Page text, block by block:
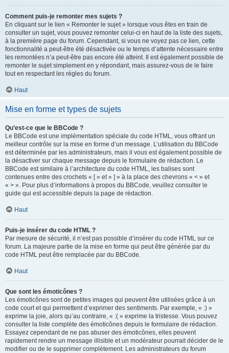
Comment puis-je remonter mes sujets ?
En cliquant sur le lien « Remonter le sujet » lorsque vous êtes en train de
consulter un sujet, vous pouvez remonter celui-ci en haut de la liste des sujets,
à la première page du forum. Cependant, si vous ne voyez pas ce lien, cette
fonctionnalité a peut-être été désactivée ou le temps d’attente nécessaire entre
les remontées n’a peut-être pas encore été atteint. Il est également possible de
remonter le sujet simplement en y répondant, mais assurez-vous de le faire
tout en respectant les règles du forum.
Haut
Mise en forme et types de sujets
Qu’est-ce que le BBCode ?
Le BBCode est une implémentation spéciale du code HTML, vous offrant un
meilleur contrôle sur la mise en forme d’un message. L’utilisation du BBCode
est déterminée par les administrateurs, mais il vous est également possible de
la désactiver sur chaque message depuis le formulaire de rédaction. Le
BBCode est similaire à l’architecture du code HTML, les balises sont
contenues entre des crochets « [ » et « ] » à la place des chevrons « < » et
« > ». Pour plus d’informations à propos du BBCode, veuillez consulter le
guide qui est accessible depuis la page de rédaction.
Haut
Puis-je insérer du code HTML ?
Par mesure de sécurité, il n’est pas possible d’insérer du code HTML sur ce
forum. La majeure partie de la mise en forme qui peut être générée par du
code HTML peut être remplacée par du BBCode.
Haut
Que sont les émoticônes ?
Les émoticônes sont de petites images qui peuvent être utilisées grâce à un
code court et qui permettent d’exprimer des sentiments. Par exemple, « :) »
exprime la joie, alors qu’au contraire, « :( » exprime la tristesse. Vous pouvez
consulter la liste complète des émoticônes depuis le formulaire de rédaction.
Essayez cependant de ne pas abuser des émoticônes, elles peuvent
rapidement rendre un message illisible et un modérateur pourrait décider de le
modifier ou de le supprimer complètement. Les administrateurs du forum